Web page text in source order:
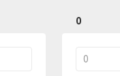
0